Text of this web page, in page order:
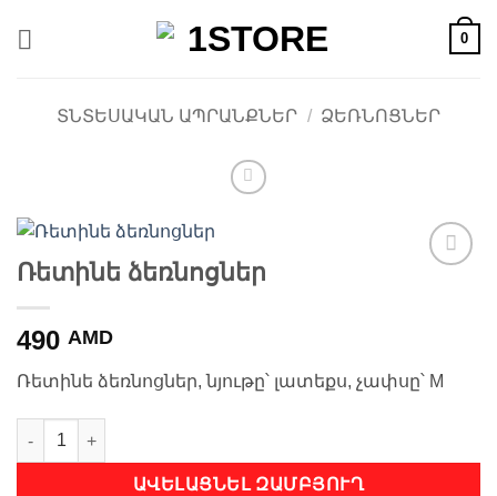
0
ՏՆՏԵՍԱԿԱՆ ԱՊՐԱՆՔՆԵՐ / ՁԵՌՆՈՑՆԵՐ
Ռետինե ձեռնոցներ
490 AMD
Ռետինե ձեռնոցներ, նյութը՝ լատեքս, չափսը՝ M
Ռետինե ձեռնոցներ quantity
ԱՎԵԼԱՑՆԵԼ ԶԱՄԲՅՈՒՂ